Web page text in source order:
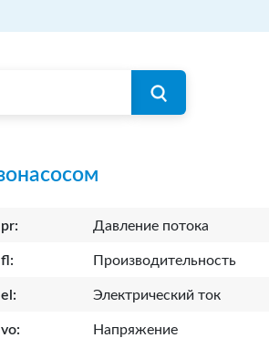
pr: Давление потока
fl: Производительность
el: Электрический ток
vo: Напряжение